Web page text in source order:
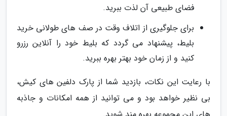
فضای طبیعی آن لذت ببرید.
برای جلوگیری از اتلاف وقت در صف های طولانی خرید
بلیط، پیشنهاد می گردد که بلیط خود را آنلاین رزرو
کنید و از زمان خود بهتر بهره ببرید.
با رعایت این نکات، بازدید شما از پارک دلفین های کیش،
بی نظیر خواهد بود و می توانید از همه امکانات و جاذبه